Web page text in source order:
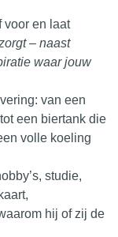
voor en laat
– naast
waar jouw
van een
een biertank die
volle koeling
studie,
hij of zij de